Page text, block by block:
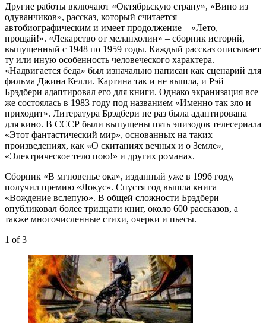
Другие работы включают «Октябрьскую страну», «Вино из
одуванчиков», рассказ, который считается
автобиографическим и имеет продолжение – «Лето,
прощай!». «Лекарство от меланхолии» – сборник историй,
выпущенный с 1948 по 1959 годы. Каждый рассказ описывает
ту или иную особенность человеческого характера.
«Надвигается беда» был изначально написан как сценарий для
фильма Джина Келли. Картина так и не вышла, и Рэй
Брэдбери адаптировал его для книги. Однако экранизация все
же состоялась в 1983 году под названием «Именно так зло и
приходит». Литература Брэдбери не раз была адаптирована
для кино. В СССР были выпущены пять эпизодов телесериала
«Этот фантастический мир», основанных на таких
произведениях, как «О скитаниях вечных и о Земле»,
«Электрическое тело пою!» и других романах.
Сборник «В мгновенье ока», изданный уже в 1996 году,
получил премию «Локус». Спустя год вышла книга
«Вождение вслепую». В общей сложности Брэдбери
опубликовал более тридцати книг, около 600 рассказов, а
также многочисленные стихи, очерки и пьесы.
1 of 3